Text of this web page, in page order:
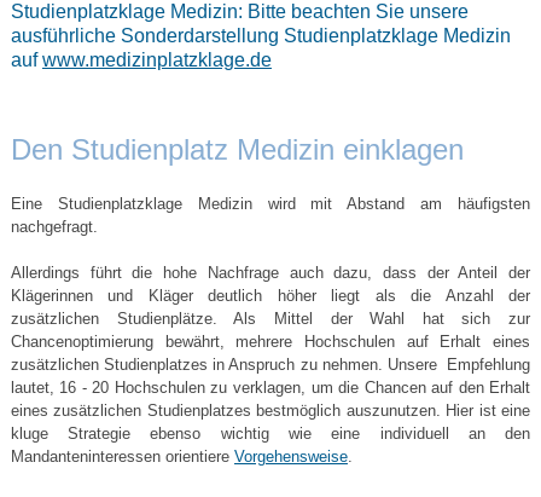
Studienplatzklage Medizin: Bitte beachten Sie unsere
ausführliche Sonderdarstellung Studienplatzklage Medizin
aufwww.medizinplatzklage.de
Den Studienplatz Medizin einklagen
Eine Studienplatzklage Medizin wird mit Abstand am häufigsten
nachgefragt.
Allerdings führt die hohe Nachfrage auch dazu, dass der Anteil der
Klägerinnen und Kläger deutlich höher liegt als die Anzahl der
zusätzlichen Studienplätze. Als Mittel der Wahl hat sich zur
Chancenoptimierung bewährt, mehrere Hochschulen auf Erhalt eines
zusätzlichen Studienplatzes in Anspruch zu nehmen. Unsere Empfehlung
lautet, 16 - 20 Hochschulen zu verklagen, um die Chancen auf den Erhalt
eines zusätzlichen Studienplatzes bestmöglich auszunutzen. Hier ist eine
kluge Strategie ebenso wichtig wie eine individuell an den
Mandanteninteressen orientiere Vorgehensweise.